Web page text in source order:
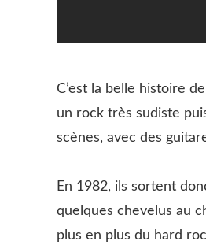
C’est la belle histoire
un rock très sudiste
scènes, avec des
En 1982, ils sortent
quelques chevelus au
plus en plus du hard